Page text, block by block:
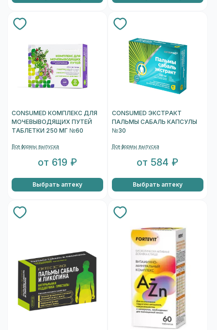
CONSUMED КОМПЛЕКС ДЛЯ
МОЧЕВЫВОДЯЩИХ ПУТЕЙ
ТАБЛЕТКИ 250 МГ №60
Все формы выпуска
от 619 ₽
Выбрать аптеку
CONSUMED ЭКСТРАКТ
ПАЛЬМЫ САБАЛЬ КАПСУЛЫ
№30
Все формы выпуска
от 584 ₽
Выбрать аптеку